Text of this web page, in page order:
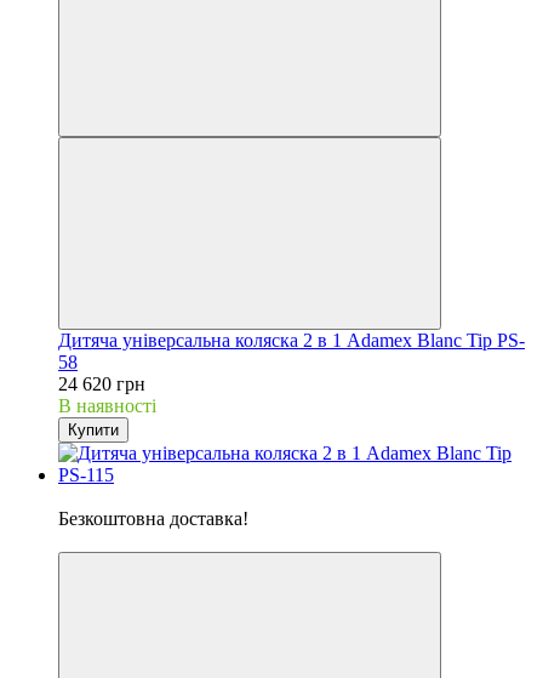
Дитяча універсальна коляска 2 в 1 Adamex Blanc Tip PS-
58
24 620 грн
В наявності
Купити
Безкоштовна доставка!